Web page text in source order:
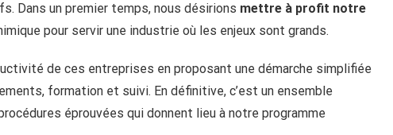
Dans un premier temps, nous désirions mettre à profit notre
pour servir une industrie où les enjeux sont grands.
de ces entreprises en proposant une démarche simplifiée
formation et suivi. En définitive, c’est un ensemble
éprouvées qui donnent lieu à notre programme